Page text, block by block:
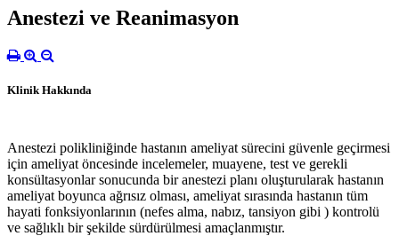
Anestezi ve Reanimasyon
Klinik Hakkında
Anestezi polikliniğinde hastanın ameliyat sürecini güvenle geçirmesi
için ameliyat öncesinde incelemeler, muayene, test ve gerekli
konsültasyonlar sonucunda bir anestezi planı oluşturularak hastanın
ameliyat boyunca ağrısız olması, ameliyat sırasında hastanın tüm
hayati fonksiyonlarının (nefes alma, nabız, tansiyon gibi ) kontrolü
ve sağlıklı bir şekilde sürdürülmesi amaçlanmıştır.